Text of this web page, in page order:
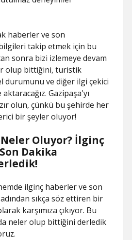
haberler ve son
takip etmek için bu
sonra bizi izlemeye devam
olup bittiğini, turistik
durumunu ve diğer ilgi çekici
Gazipaşa'yı
olun, çünkü bu şehirde her
bir şeyler oluyor!
Neler Oluyor? İlginç
Dakika
ilginç haberler ve son
sıkça söz ettiren bir
karşımıza çıkıyor. Bu
neler olup bittiğini derledik